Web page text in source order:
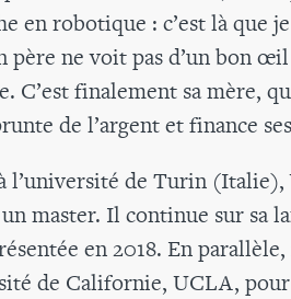
en robotique : c’est là que
père ne voit pas d’un bon
C’est finalement sa mère,
de l’argent et finance
l’université de Turin (Italie),
master. Il continue sur sa
en 2018. En
de Californie, UCLA,